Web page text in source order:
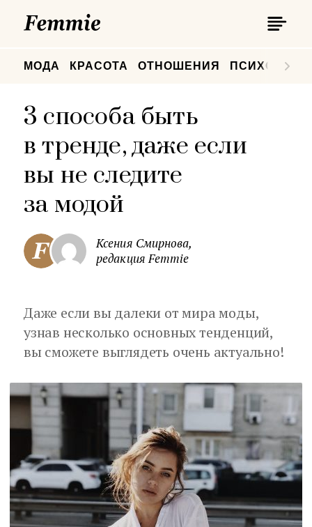
МОДА КРАСОТА ОТНОШЕНИЯ
3 способа быть
в тренде, даже если
вы не следите
за модой
Ксения Смирнова,
редакция Femmie
Даже если вы далеки от мира моды,
узнав несколько основных тенденций,
вы сможете выглядеть очень актуально!